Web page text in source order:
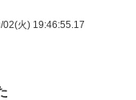
02(火) 19:46:55.17